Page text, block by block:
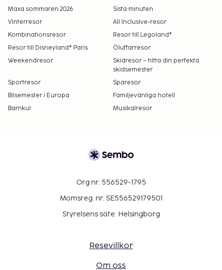
Maxa sommaren 2026
Sista minuten
Vinterresor
All Inclusive-resor
Kombinationsresor
Resor till Legoland®
Resor till Disneyland® Paris
Öluffarresor
Weekendresor
Skidresor – hitta din perfekta
skidsemester
Sportresor
Sparesor
Bilsemester i Europa
Familjevänliga hotell
Barnkul
Musikalresor
Org nr: 556529-1795
Momsreg. nr: SE556529179501
Styrelsens säte: Helsingborg
Resevillkor
Om oss